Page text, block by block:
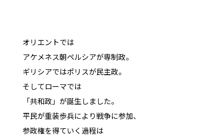
オリエントでは
アケメネス朝ペルシアが専制政。
ギリシアではポリスが民主政。
そしてローマでは
「共和政」が誕生しました。
平民が重装歩兵により戦争に参加、
参政権を得ていく過程は